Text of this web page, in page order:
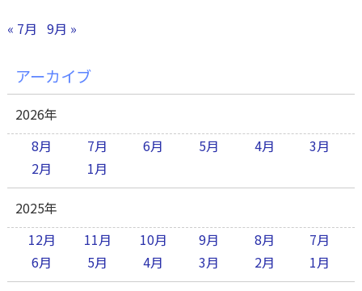
« 7月 9月 »
アーカイブ
2026年
8月
7月 6月 5月 4月
3月
2月
1月
2025年
12月
11月 10月 9月 8月
7月
6月
5月 4月 3月 2月 1月